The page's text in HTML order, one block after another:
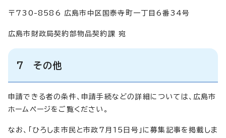
〒730-8586 広島市中区国泰寺町一丁目6番34号
広島市財政局契約部物品契約課 宛
7 その他
申請できる者の条件、申請手続などの詳細については、広島市
ホームページをご覧ください。
なお、「ひろしま市民と市政7月15日号」に募集記事を掲載しま